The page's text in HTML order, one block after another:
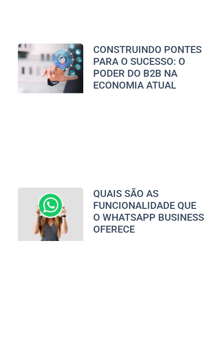
CONSTRUINDO PONTES
PARA O SUCESSO: O
PODER DO B2B NA
ECONOMIA ATUAL
QUAIS SÃO AS
FUNCIONALIDADE QUE
O WHATSAPP BUSINESS
OFERECE